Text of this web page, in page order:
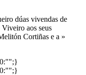
dúas vivendas de
aos seus
Cortiñas e a »